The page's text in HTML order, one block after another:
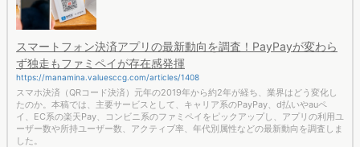
スマートフォン決済アプリの最新動向を調査！PayPayが変わら
ず独走もファミペイが存在感発揮
https://manamina.valuesccg.com/articles/1408
スマホ決済（QRコード決済）元年の2019年から約2年が経ち、業界はどう変化し
たのか。本稿では、主要サービスとして、キャリア系のPayPay、d払いやauペ
イ、EC系の楽天Pay、コンビニ系のファミペイをピックアップし、アプリの利用ユ
ーザー数や所持ユーザー数、アクティブ率、年代別属性などの最新動向を調査しま
した。